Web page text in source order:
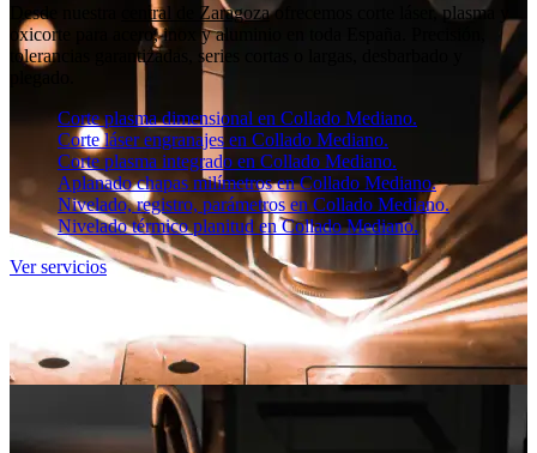
Desde nuestra central de Zaragozaofrecemos corte láser, plasma y
oxicorte para acero, inox y aluminio en toda España. Precisión,
tolerancias garantizadas, series cortas o largas, desbarbado y
plegado.
Corte plasma dimensional en Collado Mediano.
Corte láser engranajes en Collado Mediano.
Corte plasma integrado en Collado Mediano.
Aplanado chapas milímetros en Collado Mediano.
Nivelado, registro, parámetros en Collado Mediano.
Nivelado térmico planitud en Collado Mediano.
Ver servicios